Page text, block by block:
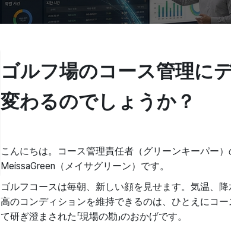
ゴルフ場のコース管理に
変わるのでしょうか？
こんにちは。コース管理責任者（グリーンキーパー
MeissaGreen（メイサグリーン）です。
ゴルフコースは毎朝、新しい顔を見せます。気温、
高のコンディションを維持できるのは、ひとえにコ
て研ぎ澄まされた「現場の勘」のおかげです。